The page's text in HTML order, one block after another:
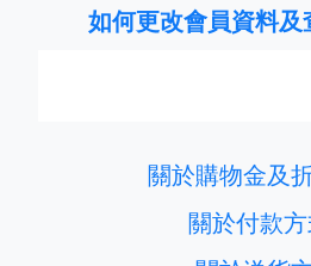
如何更改會員資料及
關於購物金及
關於付款